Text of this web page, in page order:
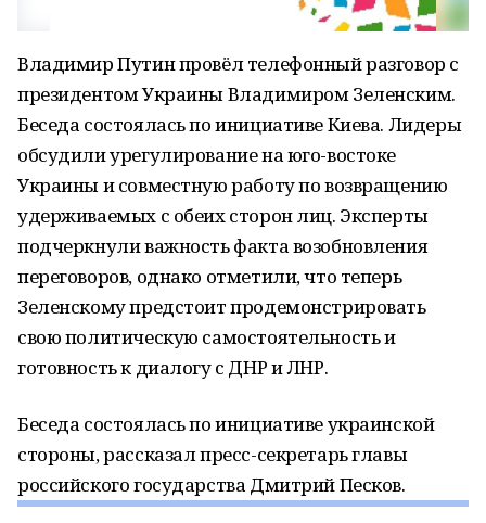
Владимир Путин провёл телефонный разговор с
президентом Украины Владимиром Зеленским.
Беседа состоялась по инициативе Киева. Лидеры
обсудили урегулирование на юго-востоке
Украины и совместную работу по возвращению
удерживаемых с обеих сторон лиц. Эксперты
подчеркнули важность факта возобновления
переговоров, однако отметили, что теперь
Зеленскому предстоит продемонстрировать
свою политическую самостоятельность и
готовность к диалогу с ДНР и ЛНР.
Беседа состоялась по инициативе украинской
стороны, рассказал пресс-секретарь главы
российского государства Дмитрий Песков.